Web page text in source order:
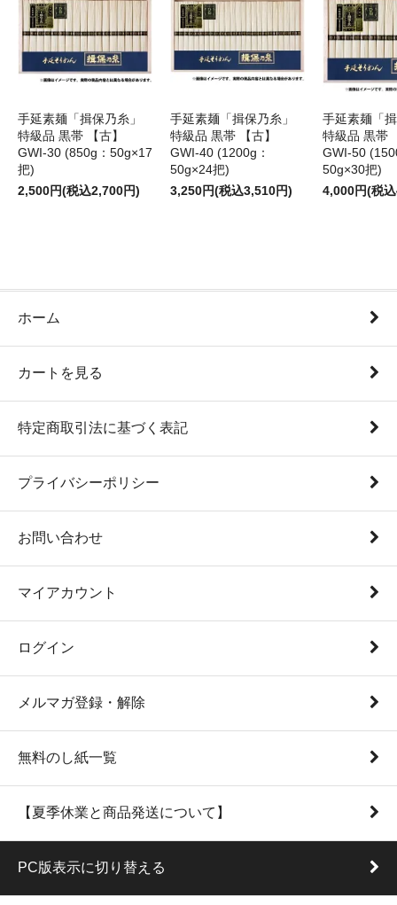
手延素麺「揖保乃糸」
特級品 黒帯 【古】
GWI-30 (850g：50g×17
把)
2,500円(税込2,700円)
手延素麺「揖保乃糸」
特級品 黒帯 【古】
GWI-40 (1200g：
50g×24把)
3,250円(税込3,510円)
手延素麺「
特級品 黒帯
GWI-50
50g×30把)
4,000円(税
ホーム
カートを見る
特定商取引法に基づく表記
プライバシーポリシー
お問い合わせ
マイアカウント
ログイン
メルマガ登録・解除
無料のし紙一覧
【夏季休業と商品発送について】
PC版表示に切り替える